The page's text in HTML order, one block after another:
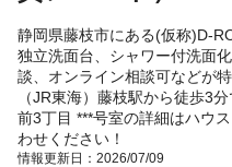
静岡県藤枝市にある(仮称)D-
独立洗面台、シャワー付洗面
談、オンライン相談可などが
（JR東海）藤枝駅から徒歩3
前3丁目 ***号室の詳細はハウ
わせください！
情報更新日： 2026/07/09